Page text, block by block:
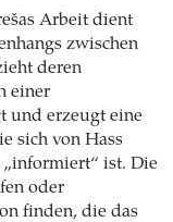
Arbeit dient
zwischen
deren
einer
und erzeugt eine
sich von Hass
ist. Die
oder
finden, die das